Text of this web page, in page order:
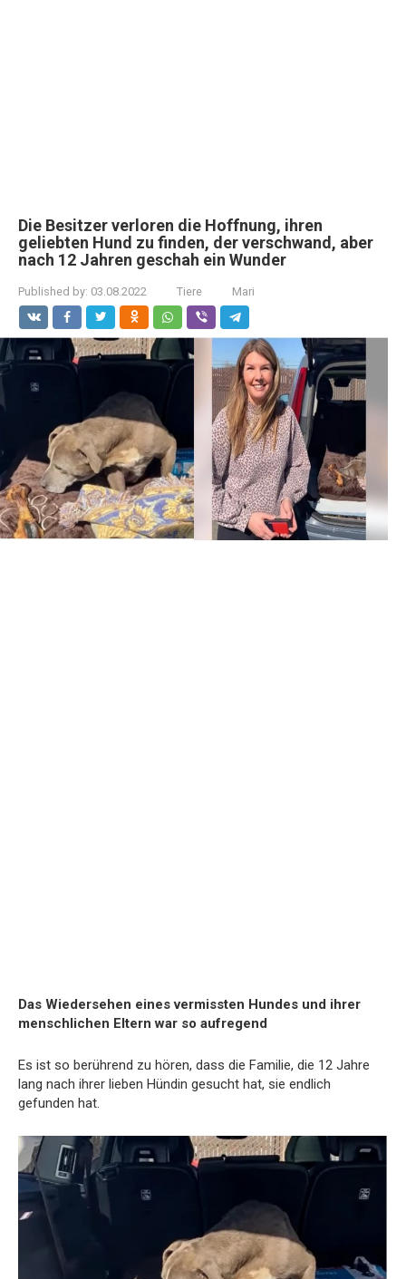
Die Besitzer verloren die Hoffnung, ihren
geliebten Hund zu finden, der verschwand, aber
nach 12 Jahren geschah ein Wunder
Published by: 03.08.2022 Tiere Mari
Das Wiedersehen eines vermissten Hundes und ihrer
menschlichen Eltern war so aufregend
Es ist so berührend zu hören, dass die Familie, die 12 Jahre
lang nach ihrer lieben Hündin gesucht hat, sie endlich
gefunden hat.